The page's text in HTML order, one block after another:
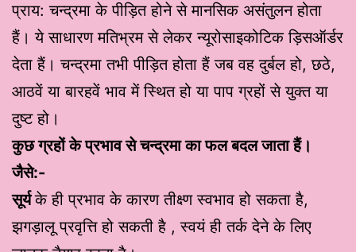
प्राय: चन्द्रमा के पीड़ित होने से मानसिक असंतुलन होता
हैं। ये साधारण मतिभ्रम से लेकर न्यूरोसाइकोटिक ड़िसऑर्डर
देता हैं। चन्द्रमा तभी पीड़ित होता हैं जब वह दुर्बल हो, छठे,
आठवें या बारहवें भाव में स्थित हो या पाप ग्रहों से युक्त या
दुष्ट हो।
कुछ ग्रहों के प्रभाव से चन्द्रमा का फल बदल जाता हैं।
जैसे:-
सूर्यके ही प्रभाव के कारण तीक्ष्ण स्वभाव हो सकता है,
झगड़ालू प्रवृत्ति हो सकती है , स्वयं ही तर्क देने के लिए